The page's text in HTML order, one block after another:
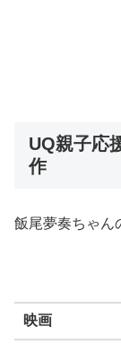
UQ親子応
作
飯尾夢奏ちゃん
映画